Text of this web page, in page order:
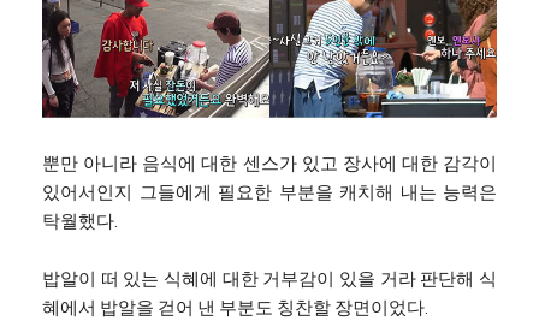
뿐만 아니라 음식에 대한 센스가 있고 장사에 대한 감각이
있어서인지 그들에게 필요한 부분을 캐치해 내는 능력은
탁월했다.
밥알이 떠 있는 식혜에 대한 거부감이 있을 거라 판단해 식
혜에서 밥알을 걷어 낸 부분도 칭찬할 장면이었다.